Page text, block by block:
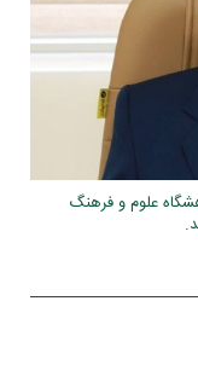
علوم و فرهنگ